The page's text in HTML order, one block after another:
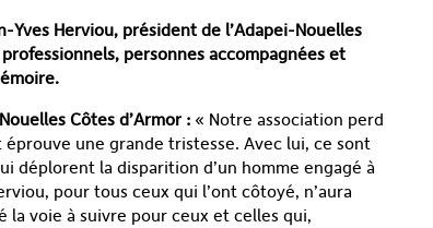
Yves Herviou, président de l’Adapei-Nouelles
personnes accompagnées et
Côtes d’Armor : « Notre association perd
une grande tristesse. Avec lui, ce sont
déplorent la disparition d’un homme engagé à
pour tous ceux qui l’ont côtoyé, n’aura
la voie à suivre pour ceux et celles qui,